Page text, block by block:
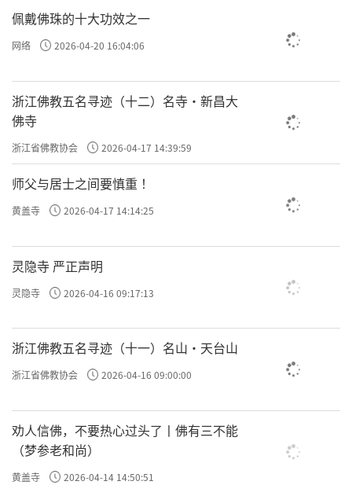
佩戴佛珠的十大功效之一
网络 2026-04-20 16:04:06
浙江佛教五名寻迹（十二）名寺·新昌大
佛寺
浙江省佛教协会 2026-04-17 14:39:59
师父与居士之间要慎重 ！
黄盖寺 2026-04-17 14:14:25
灵隐寺 严正声明
灵隐寺 2026-04-16 09:17:13
浙江佛教五名寻迹（十一）名山·天台山
浙江省佛教协会 2026-04-16 09:00:00
劝人信佛，不要热心过头了丨佛有三不能
（梦参老和尚）
黄盖寺 2026-04-14 14:50:51